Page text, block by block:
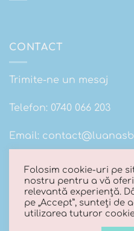
CONTACT
Trimite-ne un mesaj
Telefon: 0740 066 203
Email:
Adresa: Str. Scolii nr
Jud Arges
Folosim cookie-uri pe
nostru pentru a vă
relevantă experiență.
pe „Accept”, sunteți de
utilizarea tuturor